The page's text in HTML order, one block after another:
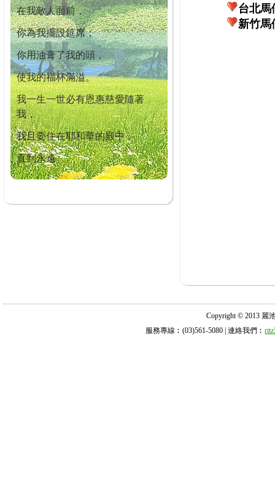
在我敵人面前，
你為我擺設筵席；
你用油膏了我的頭，
使我的福杯滿溢。
我一生一世必有恩惠慈愛隨著
我，
我且要住在耶和華的殿中，
直到永遠。
台北馬
新竹馬
Copyright © 2013 麗
服務專線︰(03)561-5080 | 連絡我們︰